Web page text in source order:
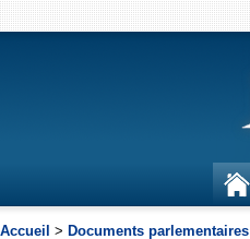
Accueil > Documents parlementaires